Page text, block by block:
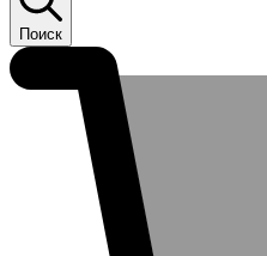
Поиск